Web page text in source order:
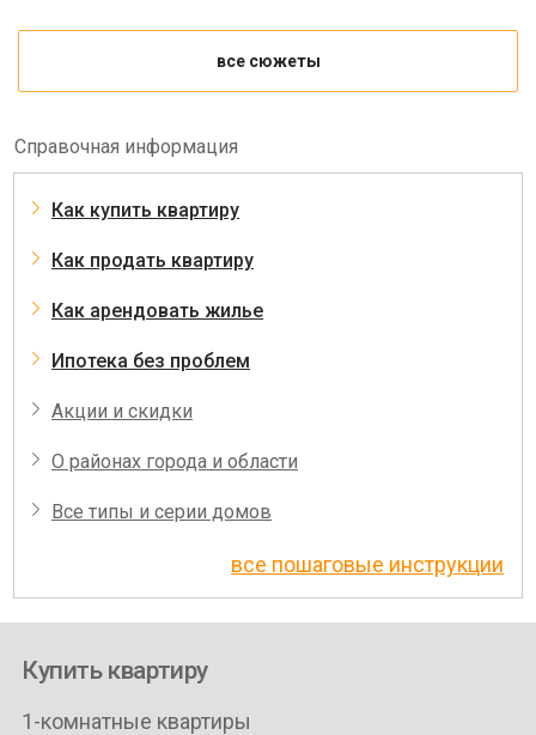
все сюжеты
Справочная информация
Как купить квартиру
Как продать квартиру
Как арендовать жилье
Ипотека без проблем
Акции и скидки
О районах города и области
Все типы и серии домов
все пошаговые инструкции
Купить квартиру
1-комнатные квартиры